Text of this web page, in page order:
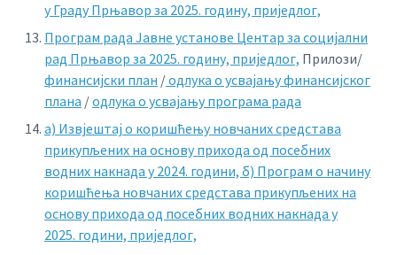
у Граду Прњавор за 2025. годину, приједлог,
Програм рада Јавне установе Центар за социјални
рад Прњавор за 2025. годину, приједлог, Прилози/
финансијски план /одлука о усвајању финансијског
плана /одлука о усвајању програма рада
а) Извјештај о коришћењу новчаних средстава
прикупљених на основу прихода од посебних
водних накнада у 2024. години, б) Програм о начину
коришћења новчаних средстава прикупљених на
основу прихода од посебних водних накнада у
2025. години, приједлог,